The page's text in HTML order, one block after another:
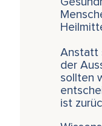
Anstatt
der
sollten
ist